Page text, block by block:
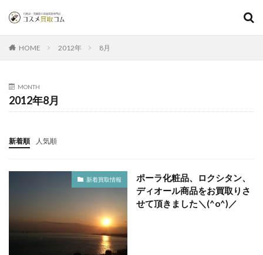
HOME 2012年 8月
MONTH
2012年8月
新着順 人気順
新着買取情報
ポーラ化粧品、ロクシタン、
ディオール商品をお買取りさ
せて頂きました＼(^o^)／